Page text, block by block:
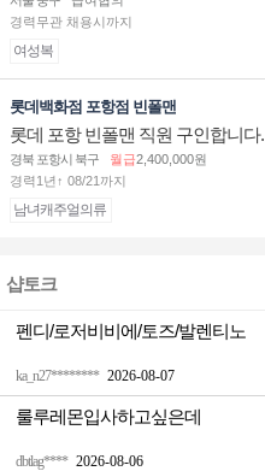
경력무관 채용시까지
여성복
롯데백화점 포항점 빈폴맨
롯데 포항 빈폴맨 직원 구인합니다.
경북 포항시 북구 월급2,400,000원
경력1년↑ 08/21까지
남녀캐주얼의류
샵토크
ka_n27******** 2026-08-07
펜디/로저비비에/토즈/발렌티노
dbtlag**** 2026-08-06
룰루레몬입사하고싶은데